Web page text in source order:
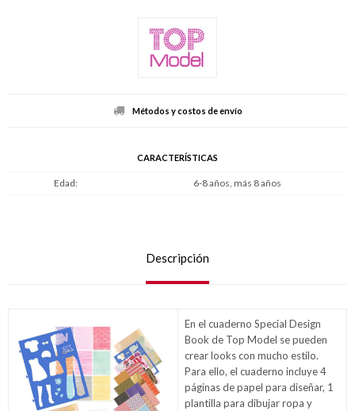
Métodos y costos de envío
CARACTERÍSTICAS
Edad 6-8 años, más 8 años
Descripción
En el cuaderno Special Design
Book de Top Model se pueden
crear looks con mucho estilo.
Para ello, el cuaderno incluye 4
páginas de papel para diseñar, 1
plantilla para dibujar ropa y